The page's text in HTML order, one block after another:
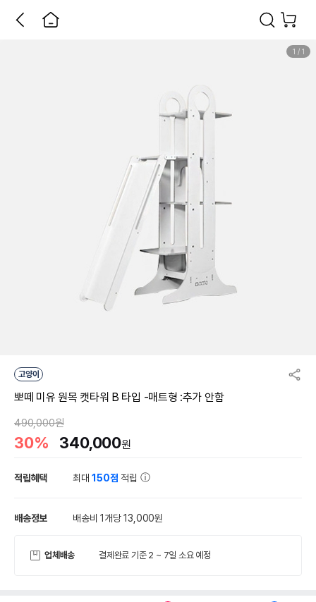
1 / 1
고양이
뽀떼 미유 원목 캣타워 B 타입 -매트형 :추가 안함
490,000원
30% 340,000원
적립혜택 최대150점 적립
배송정보 배송비 1개당 13,000원
업체배송 결제완료 기준 2 ~ 7일 소요 예정